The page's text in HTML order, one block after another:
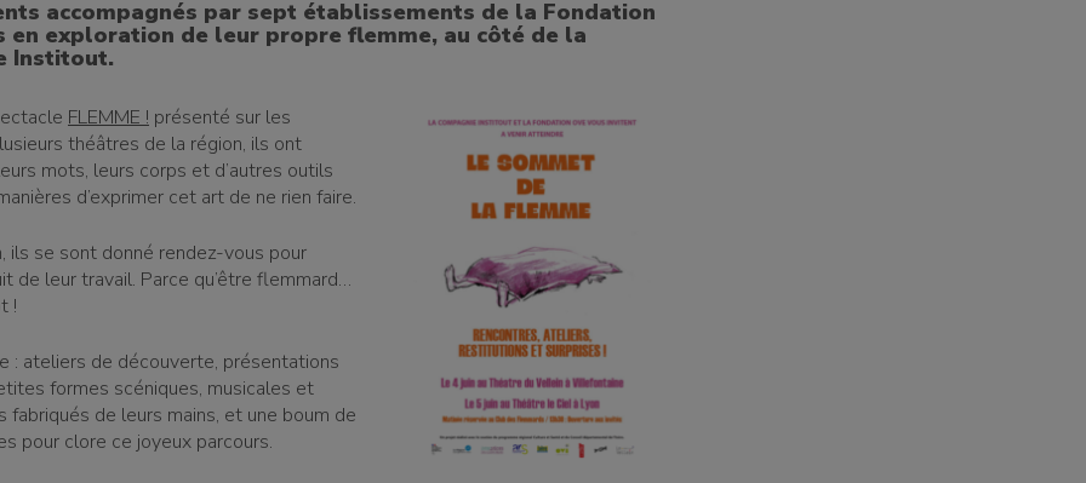
accompagnés par sept établissements de la Fondation
en exploration de leur propre flemme, au côté de la
Institout.
FLEMME ! présenté sur les
théâtres de la région, ils ont
mots, leurs corps et d’autres outils
d’exprimer cet art de ne rien faire.
ils se sont donné rendez-vous pour
de leur travail. Parce qu’être flemmard…
!
: ateliers de découverte, présentations
formes scéniques, musicales et
fabriqués de leurs mains, et une boum de
pour clore ce joyeux parcours.